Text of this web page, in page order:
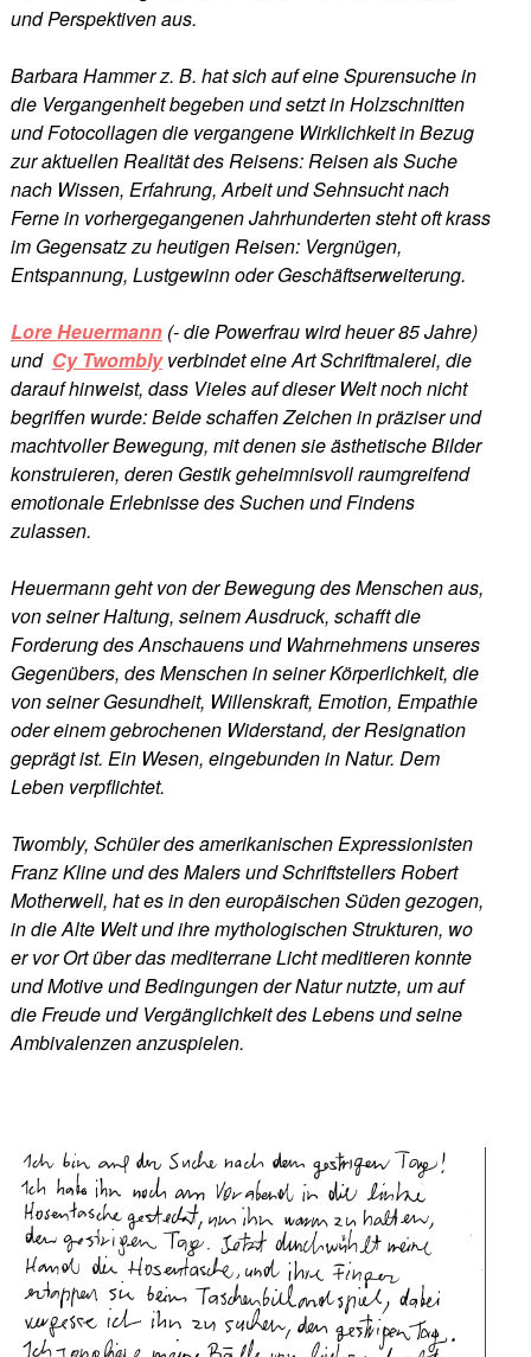
und Perspektiven aus.
Barbara Hammer z. B. hat sich auf eine Spurensuche in
die Vergangenheit begeben und setzt in Holzschnitten
und Fotocollagen die vergangene Wirklichkeit in Bezug
zur aktuellen Realität des Reisens: Reisen als Suche
nach Wissen, Erfahrung, Arbeit und Sehnsucht nach
Ferne in vorhergegangenen Jahrhunderten steht oft krass
im Gegensatz zu heutigen Reisen: Vergnügen,
Entspannung, Lustgewinn oder Geschäftserweiterung.
Lore Heuermann(- die Powerfrau wird heuer 85 Jahre)
und Cy Twomblyverbindet eine Art Schriftmalerei, die
darauf hinweist, dass Vieles auf dieser Welt noch nicht
begriffen wurde: Beide schaffen Zeichen in präziser und
machtvoller Bewegung, mit denen sie ästhetische Bilder
konstruieren, deren Gestik geheimnisvoll raumgreifend
emotionale Erlebnisse des Suchen und Findens
zulassen.
Heuermann geht von der Bewegung des Menschen aus,
von seiner Haltung, seinem Ausdruck, schafft die
Forderung des Anschauens und Wahrnehmens unseres
Gegenübers, des Menschen in seiner Körperlichkeit, die
von seiner Gesundheit, Willenskraft, Emotion, Empathie
oder einem gebrochenen Widerstand, der Resignation
geprägt ist. Ein Wesen, eingebunden in Natur. Dem
Leben verpflichtet.
Twombly, Schüler des amerikanischen Expressionisten
Franz Kline und des Malers und Schriftstellers Robert
Motherwell, hat es in den europäischen Süden gezogen,
in die Alte Welt und ihre mythologischen Strukturen, wo
er vor Ort über das mediterrane Licht meditieren konnte
und Motive und Bedingungen der Natur nutzte, um auf
die Freude und Vergänglichkeit des Lebens und seine
Ambivalenzen anzuspielen.